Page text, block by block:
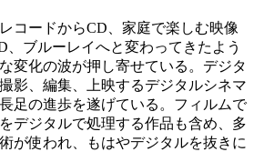
コードからCD、家庭で楽しむ映像
ブルーレイへと変わってきたよう
変化の波が押し寄せている。デジタ
影、編集、上映するデジタルシネマ
足の進歩を遂げている。フィルムで
デジタルで処理する作品も含め、多
が使われ、もはやデジタルを抜きに